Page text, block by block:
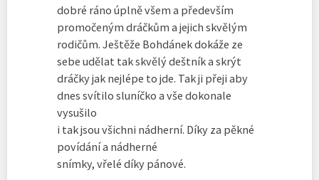
dobré ráno úplně všem a především
promočeným dráčkům a jejich skvělým
rodičům. Ještěže Bohdánek dokáže ze
sebe udělat tak skvělý deštník a skrýt
dráčky jak nejlépe to jde. Tak ji přeji aby
dnes svítilo sluníčko a vše dokonale
vysušilo
i tak jsou všichni nádherní. Díky za pěkné
povídání a nádherné
snímky, vřelé díky pánové.